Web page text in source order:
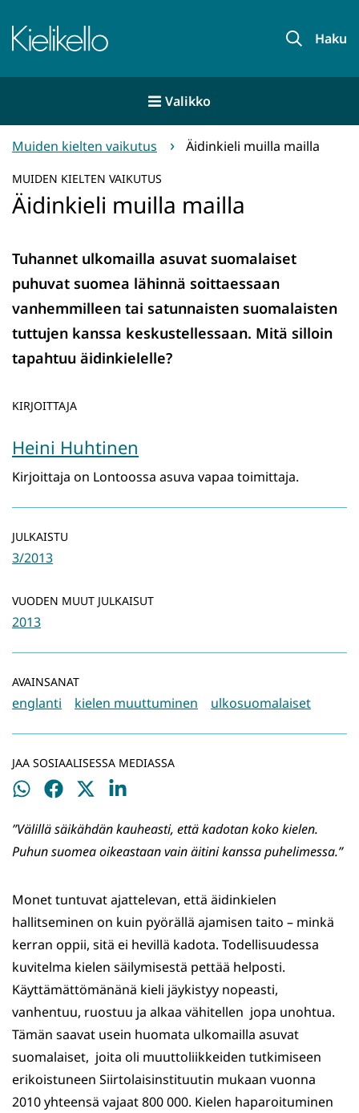
sisältöön
Etusivu Haku
Valikko
Muiden kielten vaikutus Äidinkieli muilla mailla
MUIDEN KIELTEN VAIKUTUS
Äidinkieli muilla mailla
Tuhannet ulkomailla asuvat suomalaiset
puhuvat suomea lähinnä soittaessaan
vanhemmilleen tai satunnaisten suomalaisten
tuttujen kanssa keskustellessaan. Mitä silloin
tapahtuu äidinkielelle?
KIRJOITTAJA
Heini Huhtinen
Kirjoittaja on Lontoossa asuva vapaa toimittaja.
JULKAISTU
3/2013
VUODEN MUUT JULKAISUT
2013
AVAINSANAT
englanti kielen muuttuminen ulkosuomalaiset
JAA SOSIAALISESSA MEDIASSA
Jaa
Jaa
Jaa
Jaa
”Välillä säikähdän kauheasti, että kadotan koko kielen.
Puhun suomea oikeastaan vain äitini kanssa puhelimessa.”
Monet tuntuvat ajattelevan, että äidinkielen
hallitseminen on kuin pyörällä ajamisen taito – minkä
kerran oppii, sitä ei hevillä kadota. Todellisuudessa
kuvitelma kielen säilymisestä pettää helposti.
Käyttämättömänänä kieli jäykistyy nopeasti,
vanhentuu, ruostuu ja alkaa vähitellen jopa unohtua.
Tämän saavat usein huomata ulkomailla asuvat
suomalaiset, joita oli muuttoliikkeiden tutkimiseen
erikoistuneen Siirtolaisinstituutin mukaan vuonna
2010 yhteensä vajaat 800 000. Kielen haparoituminen